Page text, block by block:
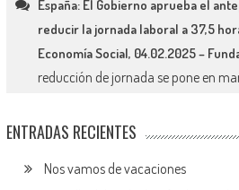
España: El Gobierno aprueba el
reducir la jornada laboral a 37,5
Economía Social, 04.02.2025 –
reducción de jornada se pone en
ENTRADAS RECIENTES
Nos vamos de vacaciones